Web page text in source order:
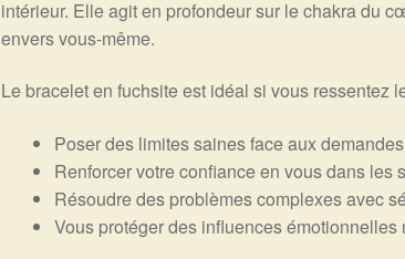
intérieur. Elle agit en profondeur sur le chakra du
envers vous-même.
Le bracelet en fuchsite est idéal si vous ressentez
Poser des limites saines face aux
Renforcer votre confiance en vous dans les
Résoudre des problèmes complexes avec
Vous protéger des influences émotionnelles